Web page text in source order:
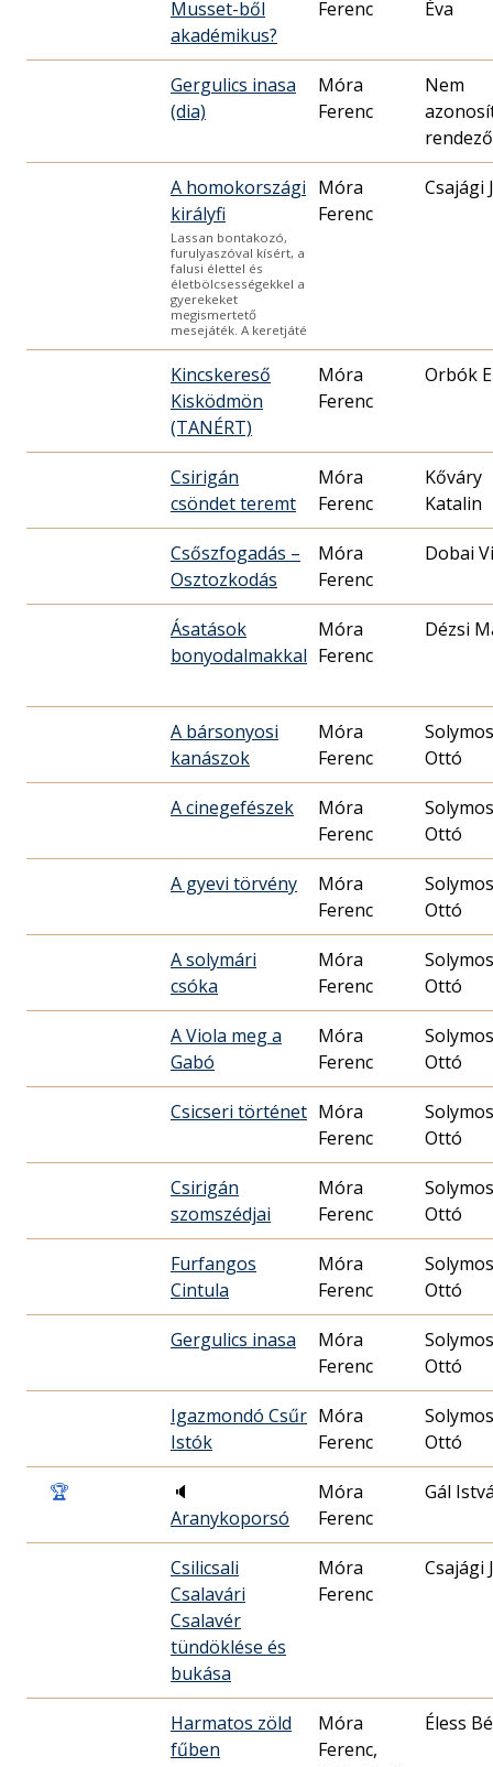
Musset-ből
akadémikus?
Ferenc Éva
Gergulics inasa
(dia)
Móra
Ferenc
Nem
rendező
A homokországi
királyfi
Lassan bontakozó,
furulyaszóval kísért, a
falusi élettel és
életbölcsességekkel a
gyerekeket
megismertető
mesejáték. A keretjáté
Móra
Ferenc
Csajági
Kincskereső
Kisködmön
(TANÉRT)
Móra
Ferenc
Orbók
Csirigán
csöndet teremt
Móra
Ferenc
Kőváry
Katalin
Csőszfogadás –
Osztozkodás
Móra
Ferenc
Dobai
Ásatások
bonyodalmakkal
Móra
Ferenc
Dézsi
A bársonyosi
kanászok
Móra
Ferenc
Ottó
A cinegefészek
Móra
Ferenc
Ottó
A gyevi törvény
Móra
Ferenc
Ottó
A solymári
csóka
Móra
Ferenc
Ottó
A Viola meg a
Gabó
Móra
Ferenc
Ottó
Csicseri történet Móra
Ferenc
Ottó
Csirigán
szomszédjai
Móra
Ferenc
Ottó
Furfangos
Cintula
Móra
Ferenc
Ottó
Gergulics inasa
Móra
Ferenc
Ottó
Igazmondó Csűr
Istók
Móra
Ferenc
Ottó
🏆
🔈
Aranykoporsó
Móra
Ferenc
Gál
Csilicsali
Csalavári
Csalavér
tündöklése és
bukása
Móra
Ferenc
Csajági
Harmatos zöld
fűben
Móra
Ferenc,
Éless